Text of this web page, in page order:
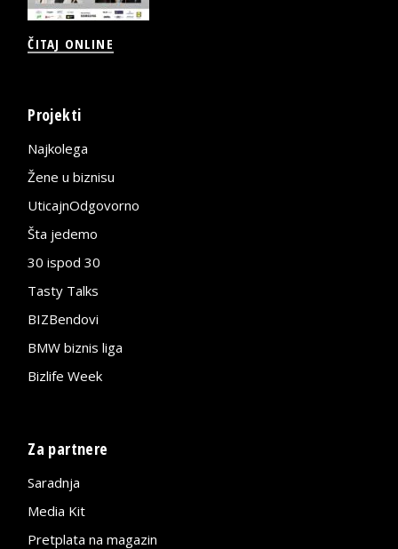
ČITAJ ONLINE
Projekti
Najkolega
Žene u biznisu
UticajnOdgovorno
Šta jedemo
30 ispod 30
Tasty Talks
BIZBendovi
BMW biznis liga
Bizlife Week
Za partnere
Saradnja
Media Kit
Pretplata na magazin